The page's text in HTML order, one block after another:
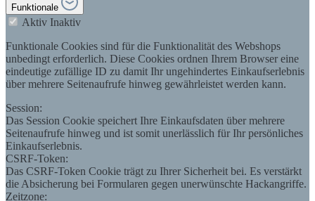
Funktionale
Aktiv Inaktiv
Funktionale Cookies sind für die Funktionalität des Webshops
unbedingt erforderlich. Diese Cookies ordnen Ihrem Browser eine
eindeutige zufällige ID zu damit Ihr ungehindertes Einkaufserlebnis
über mehrere Seitenaufrufe hinweg gewährleistet werden kann.
Session:
Das Session Cookie speichert Ihre Einkaufsdaten über mehrere
Seitenaufrufe hinweg und ist somit unerlässlich für Ihr persönliches
Einkaufserlebnis.
CSRF-Token:
Das CSRF-Token Cookie trägt zu Ihrer Sicherheit bei. Es verstärkt
die Absicherung bei Formularen gegen unerwünschte Hackangriffe.
Zeitzone: